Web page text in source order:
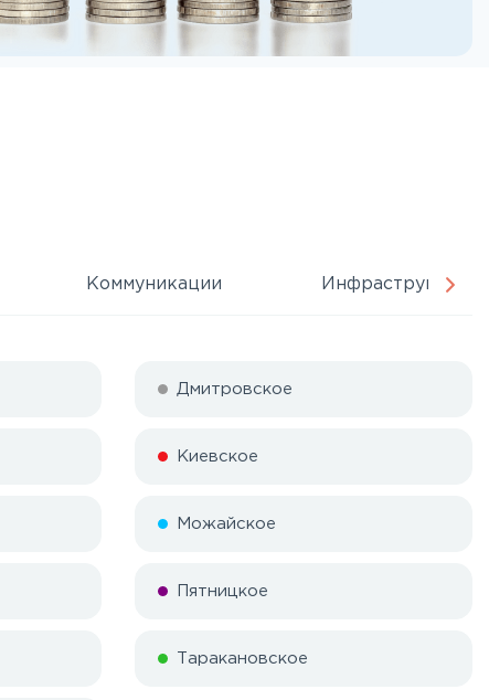
Коммуникации Инфраструктура
Дмитровское
Киевское
Можайское
Пятницкое
Таракановское